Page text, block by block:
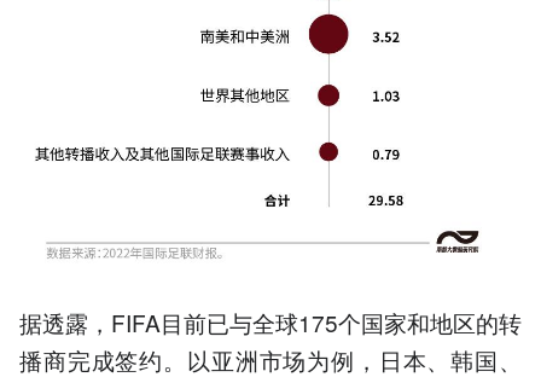
据透露，FIFA目前已与全球175个国家和地区的转
播商完成签约。以亚洲市场为例，日本、韩国、